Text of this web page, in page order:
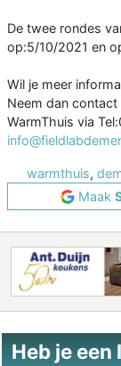
De twee rondes
op:5/10/2021 en
Wil je meer
Neem dan
WarmThuis via
warmthuis,
Maak
Heb je